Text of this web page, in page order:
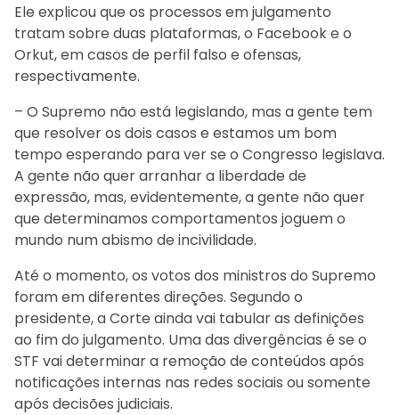
Ele explicou que os processos em julgamento
tratam sobre duas plataformas, o Facebook e o
Orkut, em casos de perfil falso e ofensas,
respectivamente.
– O Supremo não está legislando, mas a gente tem
que resolver os dois casos e estamos um bom
tempo esperando para ver se o Congresso legislava.
A gente não quer arranhar a liberdade de
expressão, mas, evidentemente, a gente não quer
que determinamos comportamentos joguem o
mundo num abismo de incivilidade.
Até o momento, os votos dos ministros do Supremo
foram em diferentes direções. Segundo o
presidente, a Corte ainda vai tabular as definições
ao fim do julgamento. Uma das divergências é se o
STF vai determinar a remoção de conteúdos após
notificações internas nas redes sociais ou somente
após decisões judiciais.